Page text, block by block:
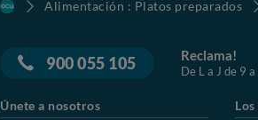
Alimentación : Platos preparados
900 055 105 Reclama!
De L a J de 9
Únete a nosotros